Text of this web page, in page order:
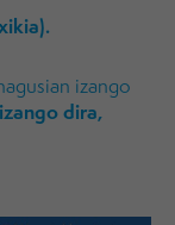
izango
dira,